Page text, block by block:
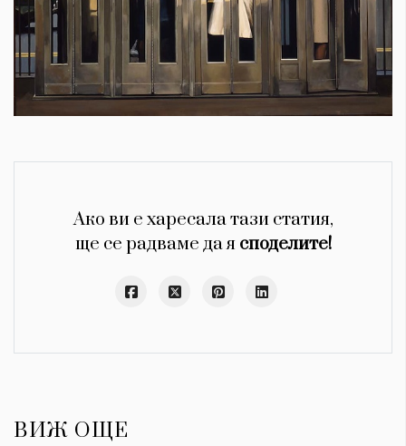
Ако ви е харесала тази статия,
ще се радваме да я споделите!
ВИЖ ОЩЕ